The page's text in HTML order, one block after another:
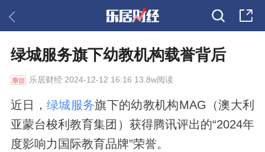
绿城服务旗下幼教机构载誉背后
乐居财经2024-12-12 16:16 13.8w阅读
近日， 绿城服务旗下的幼教机构MAG（澳大利
亚蒙台梭利教育集团）获得腾讯评出的“2024年
度影响力国际教育品牌”荣誉。